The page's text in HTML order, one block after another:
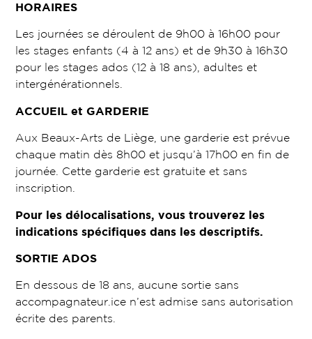
HORAIRES
Les journées se déroulent de 9h00 à 16h00 pour
les stages enfants (4 à 12 ans) et de 9h30 à 16h30
pour les stages ados (12 à 18 ans), adultes et
intergénérationnels.
ACCUEIL et GARDERIE
Aux Beaux-Arts de Liège, une garderie est prévue
chaque matin dès 8h00 et jusqu’à 17h00 en fin de
journée. Cette garderie est gratuite et sans
inscription.
Pour les délocalisations, vous trouverez les
indications spécifiques dans les descriptifs.
SORTIE ADOS
En dessous de 18 ans, aucune sortie sans
accompagnateur.ice n’est admise sans autorisation
écrite des parents.